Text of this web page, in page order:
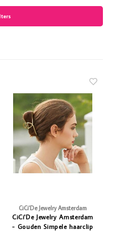
CiCi'De Jewelry Amsterdam
CiCi'De Jewelry Amsterdam
- Gouden Simpele haarclip